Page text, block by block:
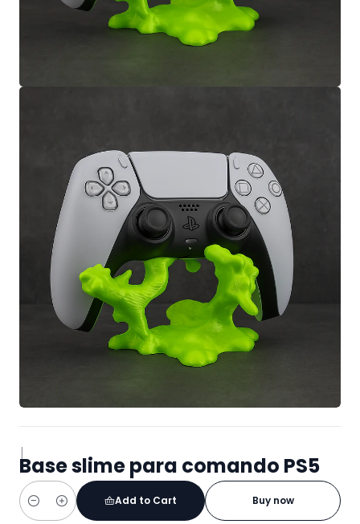
|
Base slime para comando PS5
Quantity
Add to Cart Buy now